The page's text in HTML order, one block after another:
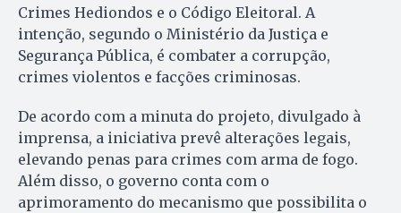
Crimes Hediondos e o Código Eleitoral. A
intenção, segundo o Ministério da Justiça e
Segurança Pública, é combater a corrupção,
crimes violentos e facções criminosas.
De acordo com a minuta do projeto, divulgado à
imprensa, a iniciativa prevê alterações legais,
elevando penas para crimes com arma de fogo.
Além disso, o governo conta com o
aprimoramento do mecanismo que possibilita o